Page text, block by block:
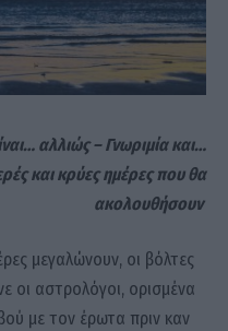
αλλιώς – Γνωριμία και…
και κρύες ημέρες που θα
ακολουθήσουν
μεγαλώνουν, οι βόλτες
οι αστρολόγοι, ορισμένα
με τον έρωτα πριν καν